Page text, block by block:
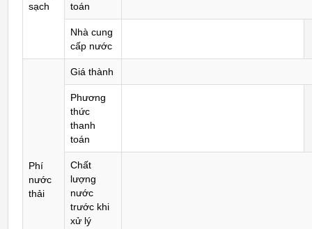
sạch
toán
Nhà cung
cấp nước
Phí
nước
thải
Giá thành
Phương
thức
thanh
toán
Chất
lượng
nước
trước khi
xử lý